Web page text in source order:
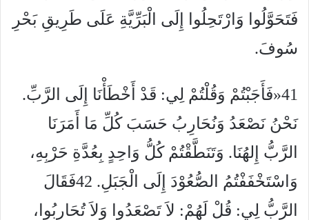
فَتَحَوَّلُوا وَارْتَحِلُوا إِلَى الْبَرِّيَّةِ عَلَى طَرِيقِ بَحْرِ
سُوفَ.
41«فَأَجَبْتُمْ وَقُلْتُمْ لِي: قَدْ أَخْطَأْنَا إِلَى الرَّبِّ.
نَحْنُ نَصْعَدُ وَنُحَارِبُ حَسَبَ كُلِّ مَا أَمَرَنَا
الرَّبُّ إِلهُنَا. وَتَنَطَّقْتُمْ كُلُّ وَاحِدٍ بِعُدَّةِ حَرْبِهِ،
وَاسْتَخْفَفْتُمُ الصُّعُوْدَ إِلَى الْجَبَلِ. 42فَقَالَ
الرَّبُّ لِي: قُلْ لَهُمْ: لاَ تَصْعَدُوا وَلاَ تُحَارِبُوا،